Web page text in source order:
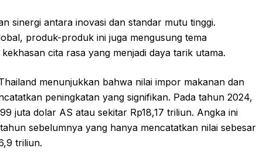
sinergi antara inovasi dan standar mutu tinggi.
produk-produk ini juga mengusung tema
cita rasa yang menjadi daya tarik utama.
menunjukkan bahwa nilai impor makanan dan
peningkatan yang signifikan. Pada tahun 2024,
juta dolar AS atau sekitar Rp18,17 triliun. Angka ini
sebelumnya yang hanya mencatatkan nilai sebesar
triliun.